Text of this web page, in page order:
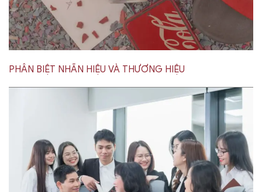
PHÂN BIỆT NHÃN HIỆU VÀ THƯƠNG HIỆU